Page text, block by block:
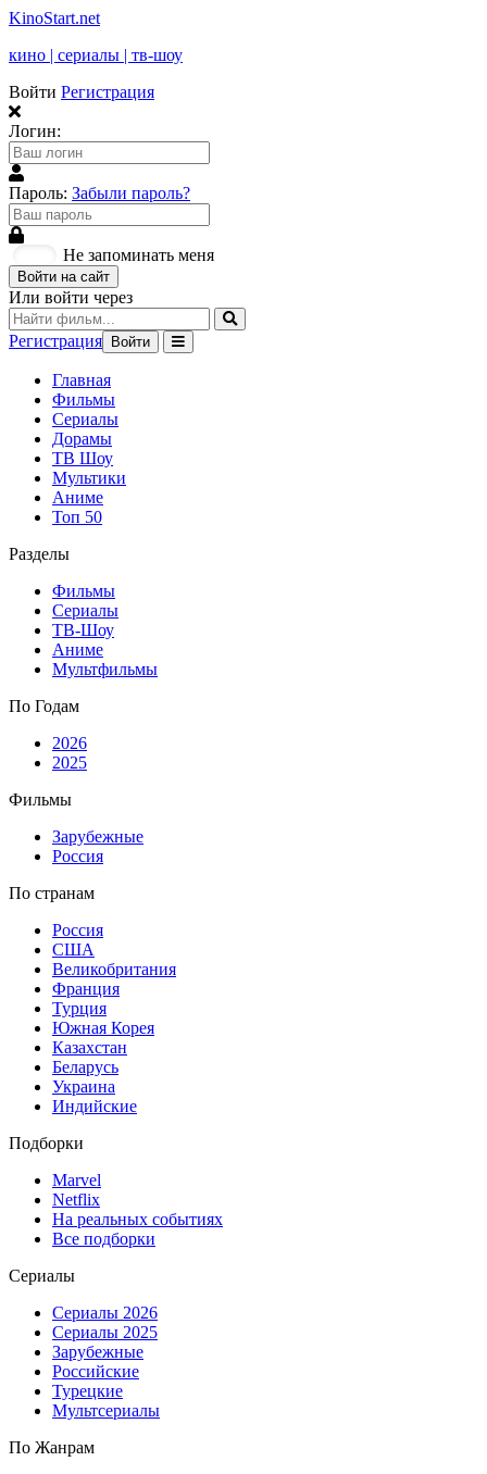
KinoStart.net
кино | сериалы | тв-шоу
Войти Регистрация
Логин:
Пароль: Забыли пароль?
Не запоминать меня
Войти на сайт
Или войти через
Регистрация Войти
Главная
Фильмы
Сериалы
Дорамы
ТВ Шоу
Мультики
Аниме
Топ 50
Разделы
Фильмы
Сериалы
ТВ-Шоу
Аниме
Мультфильмы
По Годам
2026
2025
Фильмы
Зарубежные
Россия
По странам
Россия
США
Великобритания
Франция
Турция
Южная Корея
Казахстан
Беларусь
Украина
Индийские
Подборки
Marvel
Netflix
На реальных событиях
Все подборки
Сериалы
Сериалы 2026
Сериалы 2025
Зарубежные
Российские
Турецкие
Мультсериалы
По Жанрам